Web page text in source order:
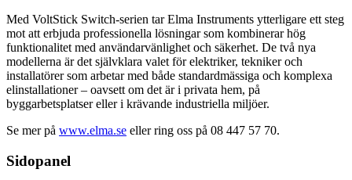
Med VoltStick Switch-serien tar Elma Instruments ytterligare ett steg
mot att erbjuda professionella lösningar som kombinerar hög
funktionalitet med användarvänlighet och säkerhet. De två nya
modellerna är det självklara valet för elektriker, tekniker och
installatörer som arbetar med både standardmässiga och komplexa
elinstallationer – oavsett om det är i privata hem, på
byggarbetsplatser eller i krävande industriella miljöer.
Se mer på www.elma.se eller ring oss på 08 447 57 70.
Sidopanel